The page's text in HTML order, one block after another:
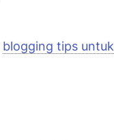
blogging tips untuk